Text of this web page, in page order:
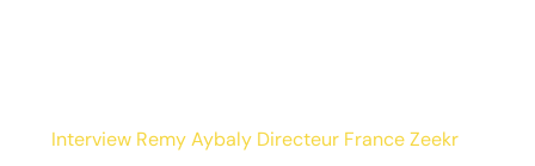
Interview Remy Aybaly Directeur France Zeekr